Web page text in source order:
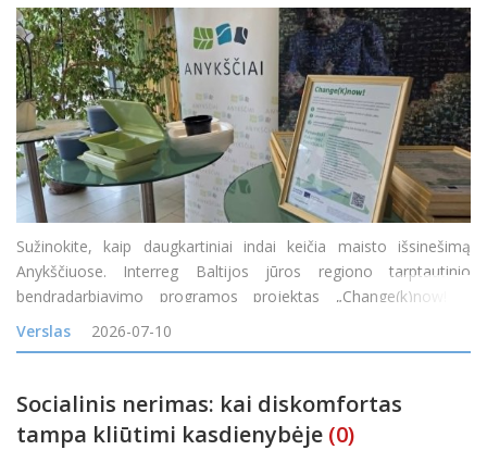
Sužinokite, kaip daugkartiniai indai keičia maisto išsinešimą
Anykščiuose. Interreg Baltijos jūros regiono tarptautinio
bendradarbiavimo programos projektas „Change(k)now! –
mąstysenos keitimas nuo vienkartinio naudojimo į žiedines arba
daugkartinio naudojimo maisto
Verslas 2026-07-10
Socialinis nerimas: kai diskomfortas
tampa kliūtimi kasdienybėje (0)